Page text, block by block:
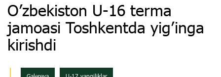
Oʼzbekiston U-16 terma
jamoasi Toshkentda yig’inga
kirishdi